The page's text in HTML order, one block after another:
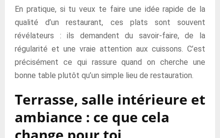
En pratique, si tu veux te faire une idée rapide de la
qualité d’un restaurant, ces plats sont souvent
révélateurs : ils demandent du savoir-faire, de la
régularité et une vraie attention aux cuissons. C’est
précisément ce qui rassure quand on cherche une
bonne table plutôt qu’un simple lieu de restauration.
Terrasse, salle intérieure et
ambiance : ce que cela